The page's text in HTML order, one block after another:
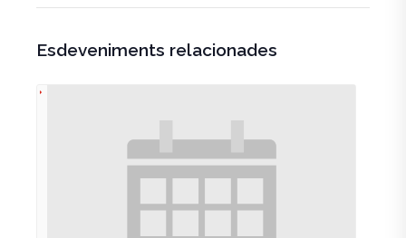
Esdeveniments relacionades